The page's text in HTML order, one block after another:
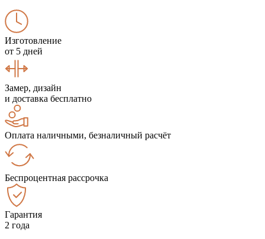
Изготовление
от 5 дней
Замер, дизайн
и доставка бесплатно
Оплата наличными, безналичный расчёт
Беспроцентная рассрочка
Гарантия
2 года